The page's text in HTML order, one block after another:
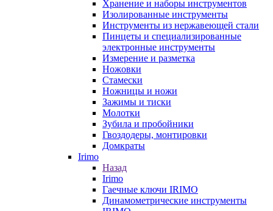
Хранение и наборы инструментов
Изолированные инструменты
Инструменты из нержавеющей стали
Пинцеты и специализированные
электронные инструменты
Измерение и разметка
Ножовки
Стамески
Ножницы и ножи
Зажимы и тиски
Молотки
Зубила и пробойники
Гвоздодеры, монтировки
Домкраты
Irimo
Назад
Irimo
Гаечные ключи IRIMO
Динамометрические инструменты